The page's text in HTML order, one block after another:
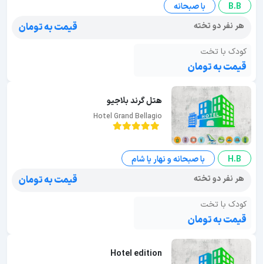
B.B
با صبحانه
هر نفر دو تخته
قیمت به تومان
کودک با تخت
قیمت به تومان
هتل گرند بلاجیو
Hotel Grand Bellagio
H.B
با صبحانه و نهار یا شام
هر نفر دو تخته
قیمت به تومان
کودک با تخت
قیمت به تومان
Hotel edition